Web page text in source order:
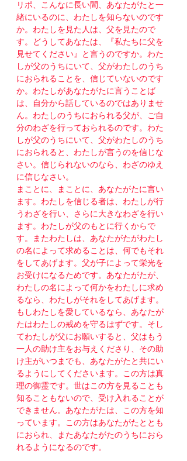
リポ、こんなに長い間、あなたがたと一
緒にいるのに、わたしを知らないのです
か。わたしを見た人は、父を見たので
す。どうしてあなたは、『私たちに父を
見せてください』と言うのですか。わた
しが父のうちにいて、父がわたしのうち
におられることを、信じていないのです
か。わたしがあなたがたに言うことば
は、自分から話しているのではありませ
ん。わたしのうちにおられる父が、ご自
分のわざを行っておられるのです。わた
しが父のうちにいて、父がわたしのうち
におられると、わたしが言うのを信じな
さい。信じられないのなら、わざのゆえ
に信じなさい。
まことに、まことに、あなたがたに言い
ます。わたしを信じる者は、わたしが行
うわざを行い、さらに大きなわざを行い
ます。わたしが父のもとに行くからで
す。またわたしは、あなたがたがわたし
の名によって求めることは、何でもそれ
をしてあげます。父が子によって栄光を
お受けになるためです。あなたがたが、
わたしの名によって何かをわたしに求め
るなら、わたしがそれをしてあげます。
もしわたしを愛しているなら、あなたが
たはわたしの戒めを守るはずです。そし
てわたしが父にお願いすると、父はもう
一人の助け主をお与えくださり、その助
け主がいつまでも、あなたがたと共にい
るようにしてくださいます。この方は真
理の御霊です。世はこの方を見ることも
知ることもないので、受け入れることが
できません。あなたがたは、この方を知
っています。この方はあなたがたととも
におられ、またあなたがたのうちにおら
れるようになるのです。